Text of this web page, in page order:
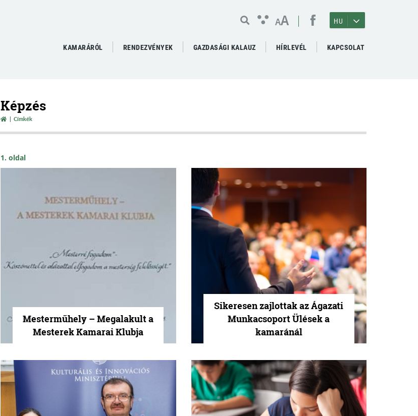
AA HU
KAMARÁRÓL RENDEZVÉNYEK GAZDASÁGI KALAUZ HÍRLEVÉL KAPCSOLAT
Képzés
Címkék
1. oldal
Mesterműhely – Megalakult a
Mesterek Kamarai Klubja
Sikeresen zajlottak az Ágazati
Munkacsoport Ülések a
kamaránál